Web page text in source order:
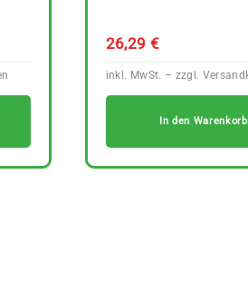
26,29 €
In den Warenkorb